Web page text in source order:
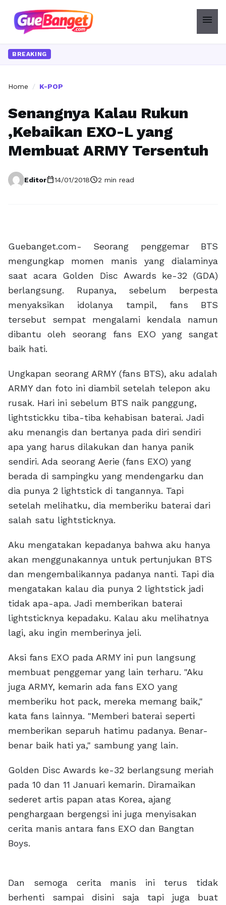
menu
BREAKING
Home / K-POP
Senangnya Kalau Rukun
,Kebaikan EXO-L yang
Membuat ARMY Tersentuh
Editorcalendar_today14/01/2018schedule2 min read
Guebanget.com- Seorang penggemar BTS
mengungkap momen manis yang dialaminya
saat acara Golden Disc Awards ke-32 (GDA)
berlangsung. Rupanya, sebelum berpesta
menyaksikan idolanya tampil, fans BTS
tersebut sempat mengalami kendala namun
dibantu oleh seorang fans EXO yang sangat
baik hati.
Ungkapan seorang ARMY (fans BTS), aku adalah
ARMY dan foto ini diambil setelah telepon aku
rusak. Hari ini sebelum BTS naik panggung,
lightstickku tiba-tiba kehabisan baterai. Jadi
aku menangis dan bertanya pada diri sendiri
apa yang harus dilakukan dan hanya panik
sendiri. Ada seorang Aerie (fans EXO) yang
berada di sampingku yang mendengarku dan
dia punya 2 lightstick di tangannya. Tapi
setelah melihatku, dia memberiku baterai dari
salah satu lightsticknya.
Aku mengatakan kepadanya bahwa aku hanya
akan menggunakannya untuk pertunjukan BTS
dan mengembalikannya padanya nanti. Tapi dia
mengatakan kalau dia punya 2 lightstick jadi
tidak apa-apa. Jadi memberikan baterai
lightsticknya kepadaku. Kalau aku melihatnya
lagi, aku ingin memberinya jeli.
Aksi fans EXO pada ARMY ini pun langsung
membuat penggemar yang lain terharu. "Aku
juga ARMY, kemarin ada fans EXO yang
memberiku hot pack, mereka memang baik,"
kata fans lainnya. "Memberi baterai seperti
memberikan separuh hatimu padanya. Benar-
benar baik hati ya," sambung yang lain.
Golden Disc Awards ke-32 berlangsung meriah
pada 10 dan 11 Januari kemarin. Diramaikan
sederet artis papan atas Korea, ajang
penghargaan bergengsi ini juga menyisakan
cerita manis antara fans EXO dan Bangtan
Boys.
Dan semoga cerita manis ini terus tidak
berhenti sampai disini saja tapi juga buat